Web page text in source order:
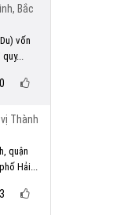
Bắc
vốn
Thành
quận
Hải...